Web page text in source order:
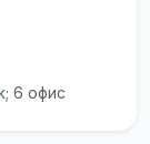
6 офис